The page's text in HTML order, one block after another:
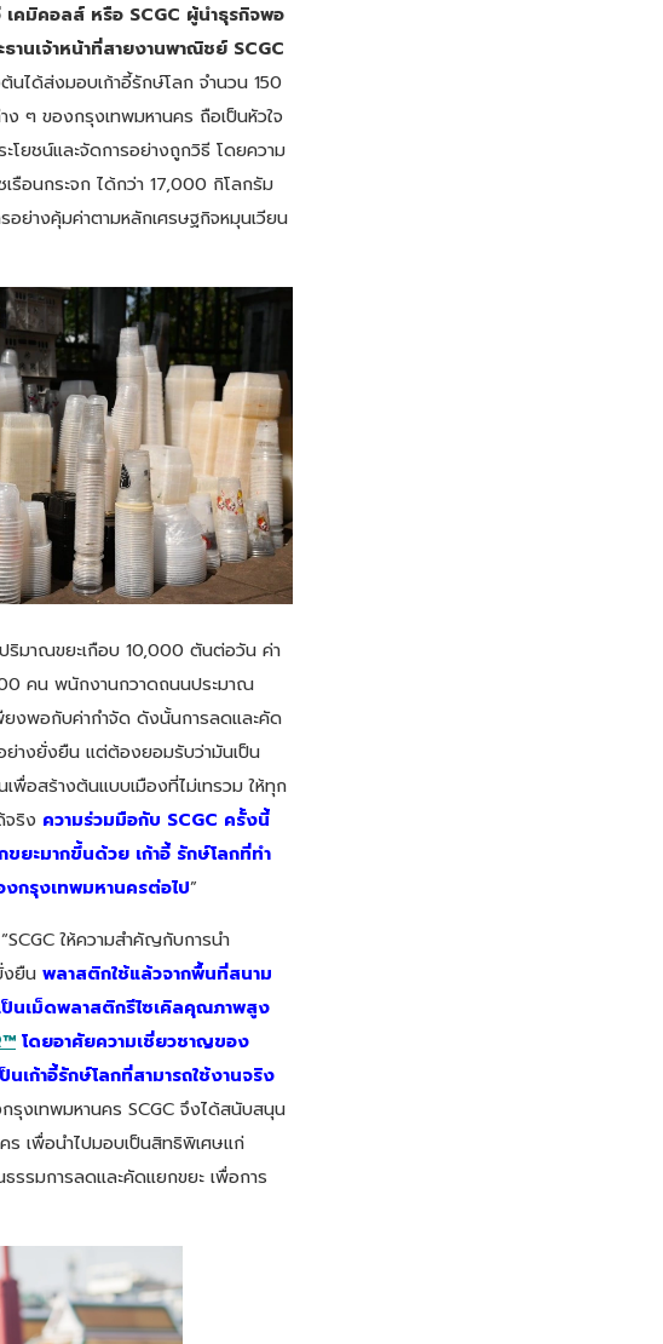
เคมิคอลส์ หรือ SCGC ผู้นำธุรกิจพอ
านเจ้าหน้าที่สายงานพาณิชย์ SCGC
นได้ส่งมอบเก้าอี้รักษ์โลก จำนวน 150
ๆ ของกรุงเทพมหานคร ถือเป็นหัวใจ
โยชน์และจัดการอย่างถูกวิธี โดยความ
อนกระจก ได้กว่า 17,000 กิโลกรัม
ย่างคุ้มค่าตามหลักเศรษฐกิจหมุนเวียน
ริมาณขยะเกือบ 10,000 ตันต่อวัน ค่า
คน พนักงานกวาดถนนประมาณ
งพอกับค่ากำจัด ดังนั้นการลดและคัด
างยั่งยืน แต่ต้องยอมรับว่ามันเป็น
เพื่อสร้างต้นแบบเมืองที่ไม่เทรวม ให้ทุก
จริง ความร่วมมือกับ SCGC ครั้งนี้
ยะมากขึ้นด้วย เก้าอี้ รักษ์โลกที่ทำ
งกรุงเทพมหานครต่อไป”
ให้ความสำคัญกับการนำ
งยืน พลาสติกใช้แล้วจากพื้นที่สนาม
ป็นเม็ดพลาสติกรีไซเคิลคุณภาพสูง
โดยอาศัยความเชี่ยวชาญของ
เก้าอี้รักษ์โลกที่สามารถใช้งานจริง
รุงเทพมหานคร SCGC จึงได้สนับสนุน
ร เพื่อนำไปมอบเป็นสิทธิพิเศษแก่
รรมการลดและคัดแยกขยะ เพื่อการ